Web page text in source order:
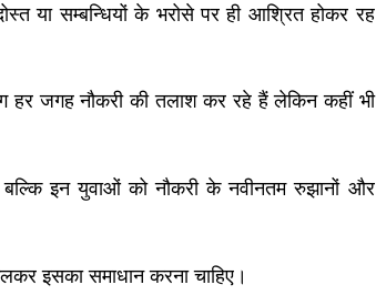
या सम्बन्धियों के भरोसे पर ही आश्रित होकर रह
जगह नौकरी की तलाश कर रहे हैं लेकिन कहीं भी
इन युवाओं को नौकरी के नवीनतम रुझानों और
इसका समाधान करना चाहिए।